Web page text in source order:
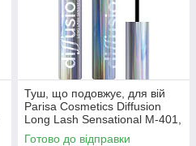
Туш, що подовжує, для вій
Parisa Cosmetics Diffusion
Long Lash Sensational М-401,
12 мл
Готово до відправки